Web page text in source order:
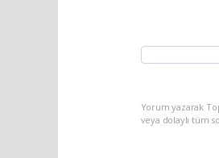
Yorum yazarak
veya dolaylı tüm